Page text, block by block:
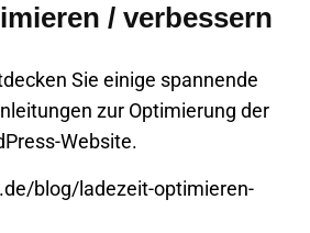
/ verbessern
Sie einige spannende
zur Optimierung der
Website.
blog/ladezeit-optimieren-